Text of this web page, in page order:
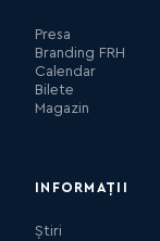
Presa
Branding FRH
Calendar
Bilete
Magazin
INFORMAȚII
Știri